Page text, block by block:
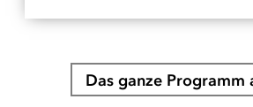
Das ganze Programm